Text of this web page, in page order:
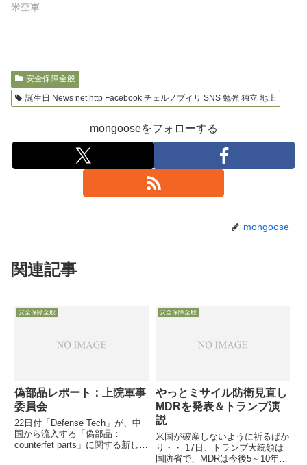
米空軍
安全保障全般
誕生日 News net http Facebook チェルノブイリ SNS 勉強 独立 地上
mongooseをフォローする
mongoose
関連記事
安全保障全般
偽部品レポート：上院軍事
委員会
22日付「Defense Tech」が、中
国から流入する「偽部品：
counterfet parts」に関する新しい
安全保障全般
やっとミサイル防衛見直し
MDRを発表＆トランプ演
説
米国が破産しないように祈るばか
り・・ 17日、トランプ大統領は
国防省で、MDRは今後5～10年間